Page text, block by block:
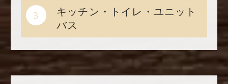
3
キッチン・トイレ・ユニット
バス